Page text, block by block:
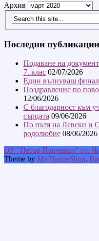
Архив
Последни публикации
Подаване на
7. клас 02/07/2026
Един вълнуващ
Поздравление по
12/06/2026
С благодарност към
сърцата 09/06/2026
По пътя на Левски и
родолюбие 08/06/2026
ОУ "Петър Парчевич" гр.
Theme by MyThemeShop.